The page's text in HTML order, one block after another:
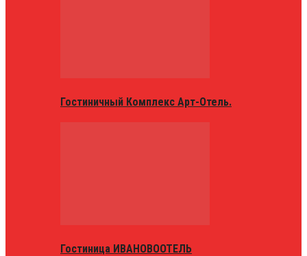
Гостиничный Комплекс Арт-Отель.
Гостиница ИВАНОВООТЕЛЬ